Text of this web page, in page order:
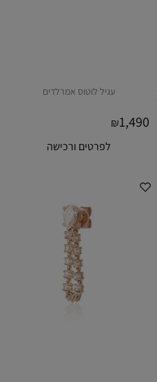
עגיל לוטוס אמרלדים
₪1,490
לפרטים ורכישה